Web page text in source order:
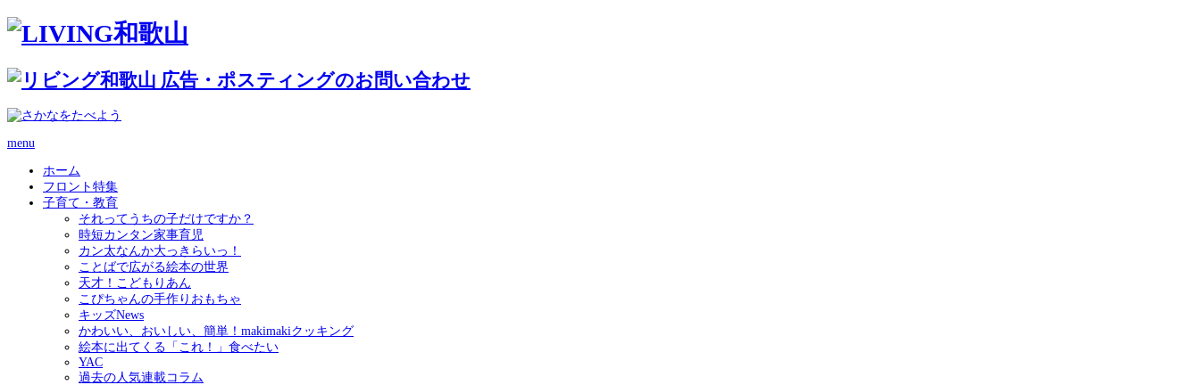
menu
ホーム
フロント特集
子育て・教育
それってうちの子だけですか？
時短カンタン家事育児
カン太なんか大っきらいっ！
ことばで広がる絵本の世界
天才！こどもりあん
こぴちゃんの手作りおもちゃ
キッズNews
かわいい、おいしい、簡単！makimakiクッキング
絵本に出てくる「これ！」食べたい
YAC
過去の人気連載コラム